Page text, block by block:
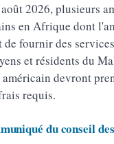
2026, plusieurs
en Afrique dont
de fournir des
et résidents du
devront
requis.
du conseil